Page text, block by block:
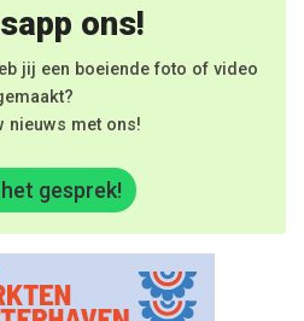
ons!
jij een boeiende foto of video
nieuws met ons!
gesprek!